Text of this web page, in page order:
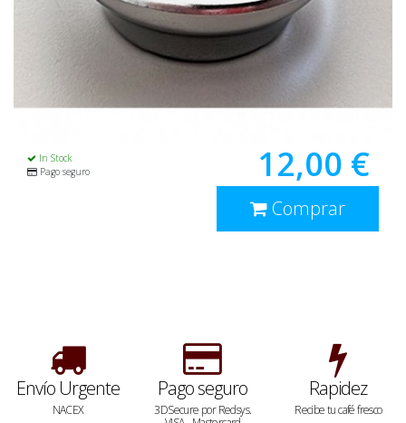
In Stock
Pago seguro
12,00 €
Comprar
Envío Urgente
NACEX
Pago seguro
3DSecure por Redsys.
Rapidez
Recibe tu café fresco